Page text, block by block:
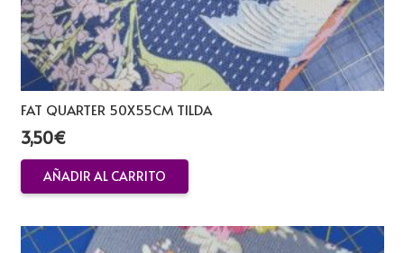
FAT QUARTER 50X55CM TILDA
3,50€
AÑADIR AL CARRITO